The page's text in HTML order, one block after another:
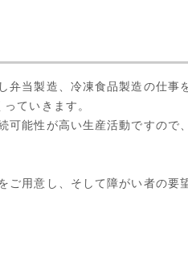
当製造、冷凍食品製造の仕事
ていきます。
能性が高い生産活動ですので
用意し、そして障がい者の要